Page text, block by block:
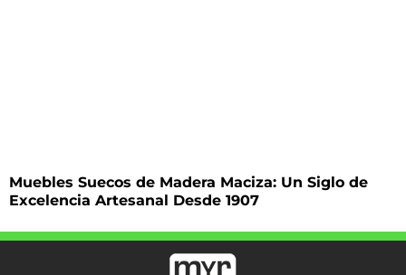
Muebles Suecos de Madera Maciza: Un Siglo de
Excelencia Artesanal Desde 1907